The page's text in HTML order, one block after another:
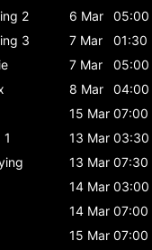
2 6 Mar
05:00
3 7 Mar
01:30
7 Mar
05:00
8 Mar
04:00
15 Mar 07:00
13 Mar 03:30
13 Mar 07:30
14 Mar 03:00
14 Mar 07:00
15 Mar 07:00